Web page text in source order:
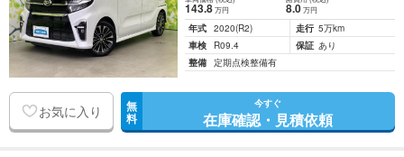
143.8万円 8.0 万円
年式 2020(R2) 走行 5万km
車検
R09.4 保証 あり
整備 定期点検整備有
お気に入り 無
料
今すぐ
在庫確認・見積依頼